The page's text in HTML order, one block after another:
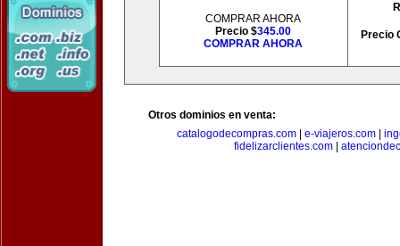
COMPRAR AHORA
Precio $345.00
COMPRAR AHORA
Precio
Otros dominios en venta:
catalogodecompras.com| e-viajeros.com|
fidelizarclientes.com|